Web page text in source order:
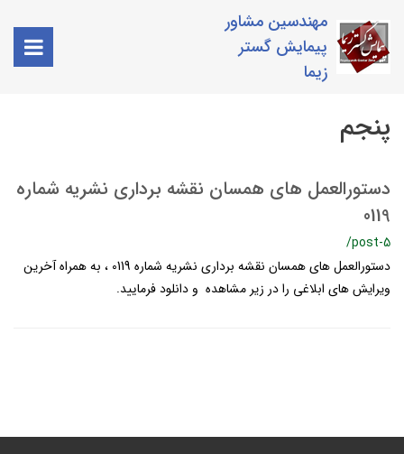
مهندسین مشاور
پیمایش گستر
زیما
پنجم
دستورالعمل هاي همسان نقشه برداري نشریه شماره
0119
/post-5
دستورالعمل هاي همسان نقشه برداري نشریه شماره 0119 ، به همراه آخرین
ویرایش های ابلاغی را در زیر مشاهده و دانلود فرمایید.